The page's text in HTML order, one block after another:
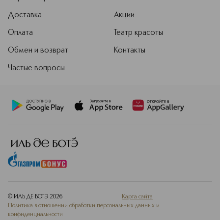
Подробнее
Доставка
Оплата
Обмен и возврат
Частые вопросы
Акции
Театр красоты
Контакты
© ИЛЬ ДЕ БОТЭ 2026
Карта сайта
Политика в отношении обработки персональных данных и
конфиденциальности